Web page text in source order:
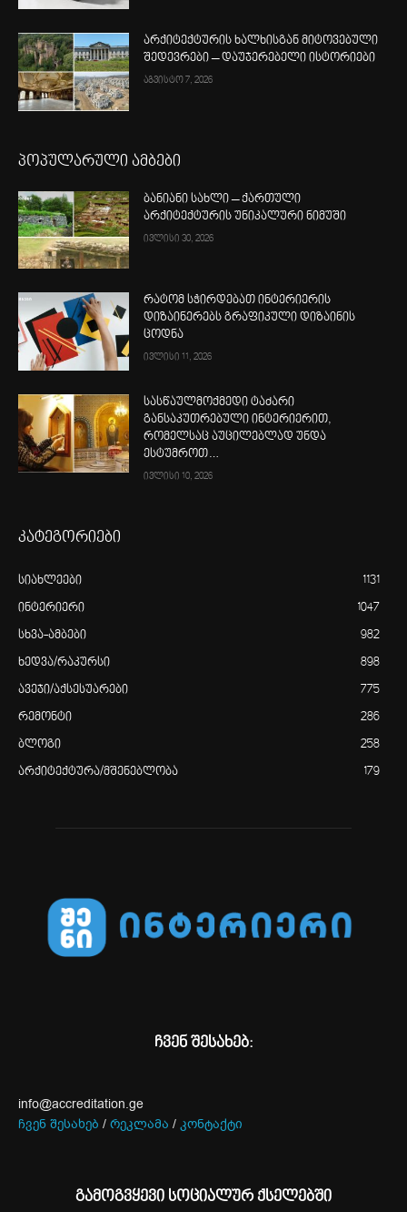
არქიტექტურის ხალხისგან მიტოვებული
შედევრები – დაუჯერებელი ისტორიები
აგვისტო 7, 2026
პოპულარული ამბები
ბანიანი სახლი – ქართული
არქიტექტურის უნიკალური ნიმუში
ივლისი 30, 2026
რატომ სჭირდებათ ინტერიერის
დიზაინერებს გრაფიკული დიზაინის
ცოდნა
ივლისი 11, 2026
სასწაულმოქმედი ტაძარი
განსაკუთრებული ინტერიერით,
რომელსაც აუცილებლად უნდა
ესტუმროთ…
ივლისი 10, 2026
კატეგორიები
სიახლეები 1131
ინტერიერი 1047
სხვა-ამბები 982
ხედვა/რაკურსი 898
ავეჯი/აქსესუარები 775
რემონტი 286
ბლოგი 258
არქიტექტურა/მშენებლობა 179
ჩვენ შესახებ:
info@accreditation.ge
ჩვენ შესახებ / რეკლამა / კონტაქტი
გამოგვყევი სოციალურ ქსელებში